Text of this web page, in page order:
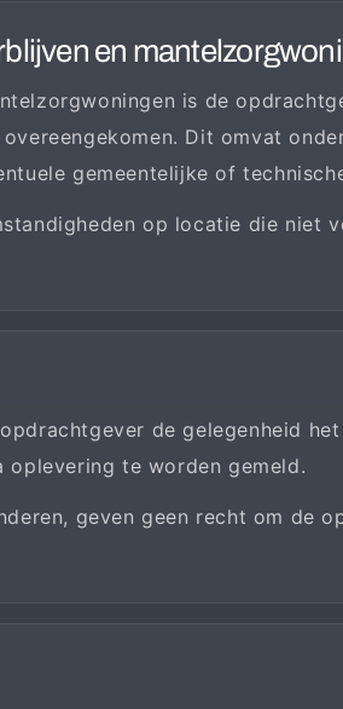
en
is de
Dit omvat
gemeentelijke of
op locatie die niet
de gelegenheid
oplevering te worden gemeld.
geven geen recht om de